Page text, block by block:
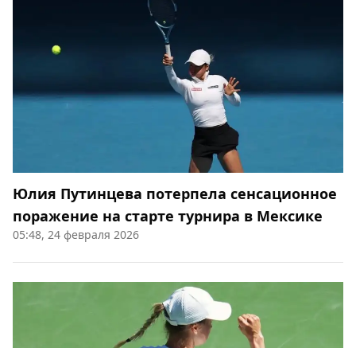
Юлия Путинцева потерпела сенсационное
поражение на старте турнира в Мексике
05:48, 24 февраля 2026